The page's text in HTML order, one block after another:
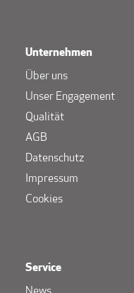
Unternehmen
Über uns
Unser Engagement
Qualität
AGB
Datenschutz
Impressum
Cookies
Service